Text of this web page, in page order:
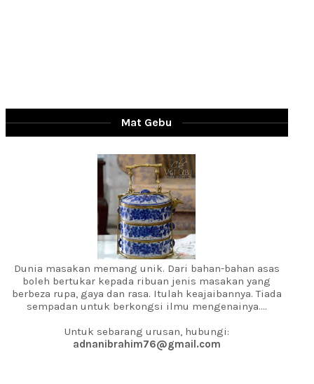
Mat Gebu
Dunia masakan memang unik. Dari bahan-bahan asas
boleh bertukar kepada ribuan jenis masakan yang
berbeza rupa, gaya dan rasa. Itulah keajaibannya. Tiada
sempadan untuk berkongsi ilmu mengenainya....
Untuk sebarang urusan, hubungi:
adnanibrahim76@gmail.com